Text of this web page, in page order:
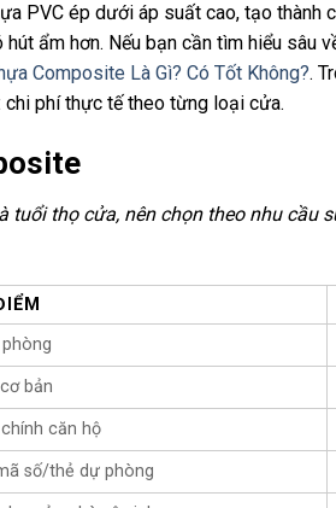
PVC ép dưới áp suất cao, tạo thành
ẩm hơn. Nếu bạn cần tìm hiểu sâu
Composite Là Gì? Có Tốt Không?.
chi phí thực tế theo từng loại cửa.
thọ cửa, nên chọn theo nhu cầu
bản
căn hộ
số/thẻ dự phòng